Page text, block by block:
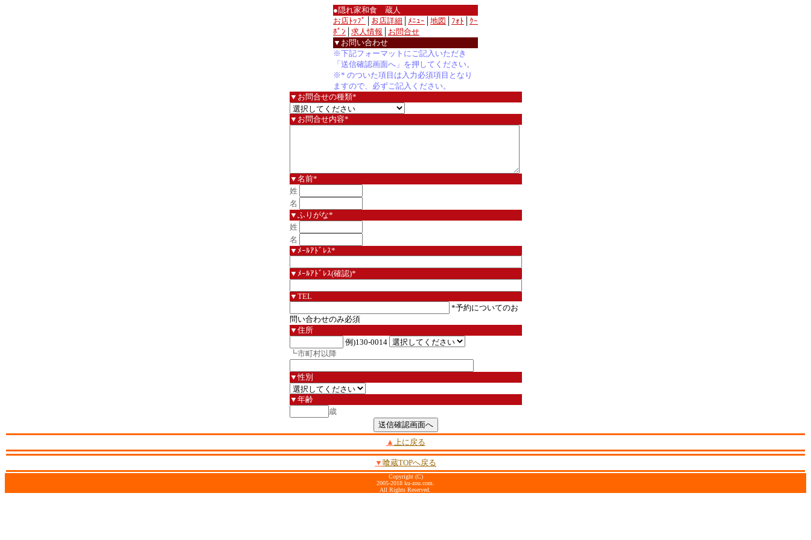
●隠れ家和食 蔵人
お店ﾄｯﾌﾟ
お店詳細 ﾒﾆｭｰ 地図 ﾌｫﾄ
ｸｰ
ﾎﾟﾝ
求人情報
お問合せ
▼お問い合わせ
※下記フォーマットにご記入いただき
「送信確認画面へ」を押してください。
※* のついた項目は入力必須項目となり
ますので、必ずご記入ください。
▼お問合せの種類*
▼お問合せ内容*
▼名前*
姓
名
▼ふりがな*
姓
名
▼ﾒｰﾙｱﾄﾞﾚｽ*
▼ﾒｰﾙｱﾄﾞﾚｽ(確認)*
▼TEL
*予約についてのお
問い合わせのみ必須
▼住所
例)130-0014
┗市町村以降
▼性別
▼年齢
歳
▲ 上に戻る
▼ 喰蔵TOPへ戻る
Copyright (C)
2005-2018 ku-zou.com.
All Rights Reserved.